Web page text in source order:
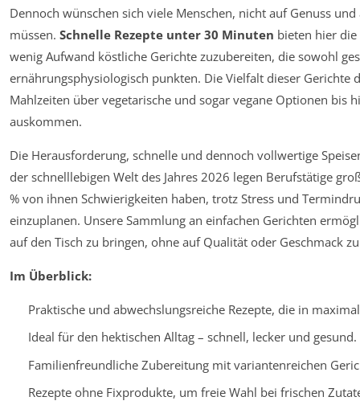
Dennoch wünschen sich viele Menschen, nicht auf Genuss
müssen. Schnelle Rezepte unter 30 Minuten bieten hier
wenig Aufwand köstliche Gerichte zuzubereiten, die sowohl
ernährungsphysiologisch punkten. Die Vielfalt dieser Gerichte
Mahlzeiten über vegetarische und sogar vegane Optionen bis
auskommen.
Die Herausforderung, schnelle und dennoch vollwertige
der schnelllebigen Welt des Jahres 2026 legen Berufstätige
% von ihnen Schwierigkeiten haben, trotz Stress und
einzuplanen. Unsere Sammlung an einfachen Gerichten
auf den Tisch zu bringen, ohne auf Qualität oder Geschmack
Im Überblick:
Praktische und abwechslungsreiche Rezepte, die in
Ideal für den hektischen Alltag – schnell, lecker und gesund.
Familienfreundliche Zubereitung mit variantenreichen
Rezepte ohne Fixprodukte, um freie Wahl bei frischen